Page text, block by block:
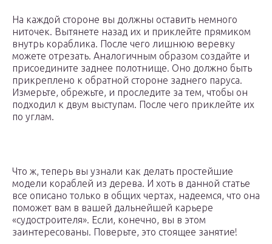
На каждой стороне вы должны оставить немного
ниточек. Вытянете назад их и приклейте прямиком
внутрь кораблика. После чего лишнюю веревку
можете отрезать. Аналогичным образом создайте и
присоедините заднее полотнище. Оно должно быть
прикреплено к обратной стороне заднего паруса.
Измерьте, обрежьте, и проследите за тем, чтобы он
подходил к двум выступам. После чего приклейте их
по углам.
Что ж, теперь вы узнали как делать простейшие
модели кораблей из дерева. И хоть в данной статье
все описано только в общих чертах, надеемся, что она
поможет вам в вашей дальнейшей карьере
«судостроителя». Если, конечно, вы в этом
заинтересованы. Поверьте, это стоящее занятие!